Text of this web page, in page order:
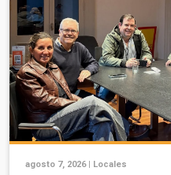
agosto 7, 2026 | Locales